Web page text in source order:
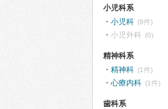
小児科系
小児科 (8件)
小児外科 (0)
精神科系
精神科 (1件)
心療内科 (1件)
歯科系